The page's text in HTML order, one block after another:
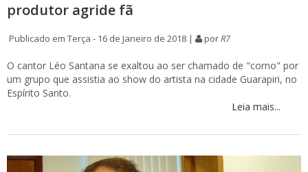
produtor agride fã
Publicado em Terça - 16 de Janeiro de 2018 | porR7
O cantor Léo Santana se exaltou ao ser chamado de "corno" por
um grupo que assistia ao show do artista na cidade Guarapiri, no
Espírito Santo.
Leia mais...